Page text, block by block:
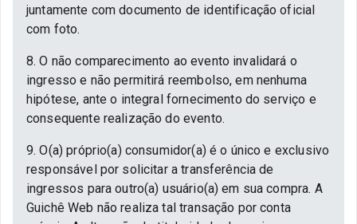
juntamente com documento de identificação oficial
com foto.
8. O não comparecimento ao evento invalidará o
ingresso e não permitirá reembolso, em nenhuma
hipótese, ante o integral fornecimento do serviço e
consequente realização do evento.
9. O(a) próprio(a) consumidor(a) é o único e exclusivo
responsável por solicitar a transferência de
ingressos para outro(a) usuário(a) em sua compra. A
Guichê Web não realiza tal transação por conta